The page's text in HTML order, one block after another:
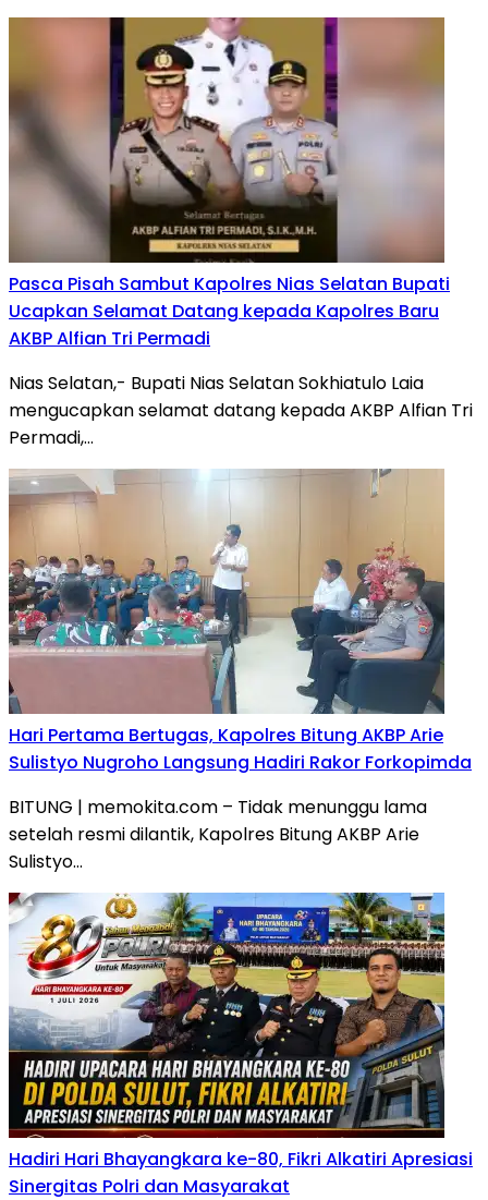
Pasca Pisah Sambut Kapolres Nias Selatan Bupati
Ucapkan Selamat Datang kepada Kapolres Baru
AKBP Alfian Tri Permadi
Nias Selatan,- Bupati Nias Selatan Sokhiatulo Laia
mengucapkan selamat datang kepada AKBP Alfian Tri
Permadi,…
Hari Pertama Bertugas, Kapolres Bitung AKBP Arie
Sulistyo Nugroho Langsung Hadiri Rakor Forkopimda
BITUNG | memokita.com – Tidak menunggu lama
setelah resmi dilantik, Kapolres Bitung AKBP Arie
Sulistyo…
Hadiri Hari Bhayangkara ke-80, Fikri Alkatiri Apresiasi
Sinergitas Polri dan Masyarakat